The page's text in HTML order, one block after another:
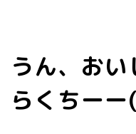
うん、お
らくちー